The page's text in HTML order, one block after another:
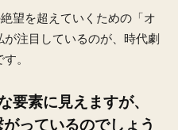
望を超えていくための「オ
注目しているのが、時代劇
。
素に見えますが、
っているのでしょう